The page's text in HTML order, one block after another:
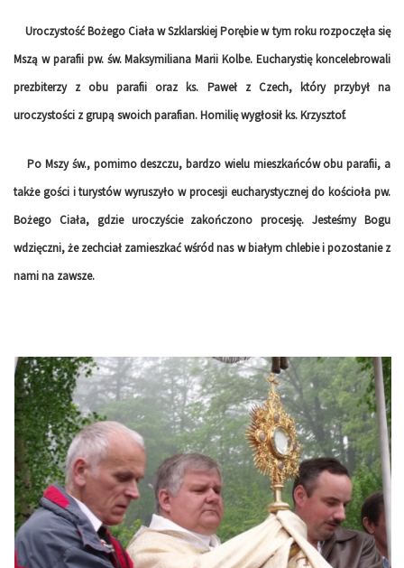
Uroczystość Bożego Ciała w Szklarskiej Porębie w tym roku rozpoczęła się
Mszą w parafii pw. św. Maksymiliana Marii Kolbe. Eucharystię koncelebrowali
prezbiterzy z obu parafii oraz ks. Paweł z Czech, który przybył na
uroczystości z grupą swoich parafian. Homilię wygłosił ks. Krzysztof.
Po Mszy św., pomimo deszczu, bardzo wielu mieszkańców obu parafii, a
także gości i turystów wyruszyło w procesji eucharystycznej do kościoła pw.
Bożego Ciała, gdzie uroczyście zakończono procesję. Jesteśmy Bogu
wdzięczni, że zechciał zamieszkać wśród nas w białym chlebie i pozostanie z
nami na zawsze.